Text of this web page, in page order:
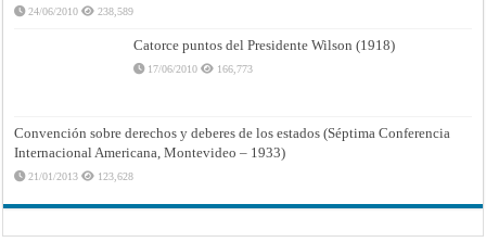
24/06/2010 238,589
Catorce puntos del Presidente Wilson (1918)
17/06/2010 166,773
Convención sobre derechos y deberes de los estados (Séptima Conferencia
Internacional Americana, Montevideo – 1933)
21/01/2013 123,628